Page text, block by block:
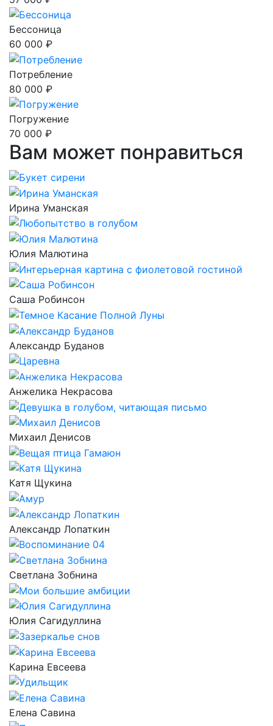
Бессоница
60 000 ₽
Потребление
80 000 ₽
Погружение
70 000 ₽
Вам может понравиться
Ирина Уманская
Юлия Малютина
Саша Робинсон
Александр Буданов
Анжелика Некрасова
Михаил Денисов
Катя Щукина
Александр Лопаткин
Светлана Зобнина
Юлия Сагидуллина
Карина Евсеева
Елена Савина